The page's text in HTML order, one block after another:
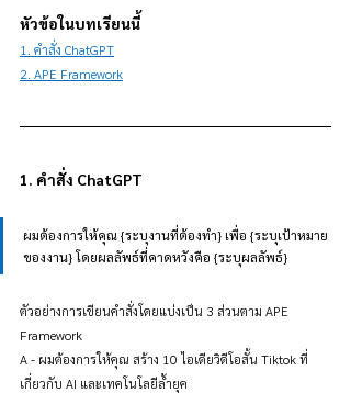
หัวข้อในบทเรียนนี้
1. คำสั่ง ChatGPT
2. APE Framework
1. คำสั่ง ChatGPT
ผมต้องการให้คุณ {ระบุงานที่ต้องทำ} เพื่อ {ระบุเป้าหมาย
ของงาน} โดยผลลัพธ์ที่คาดหวังคือ {ระบุผลลัพธ์}
ตัวอย่างการเขียนคำสั่งโดยแบ่งเป็น 3 ส่วนตาม APE
Framework
A - ผมต้องการให้คุณ สร้าง 10 ไอเดียวิดีโอสั้น Tiktok ที่
เกี่ยวกับ AI และเทคโนโลยีล้ำยุค